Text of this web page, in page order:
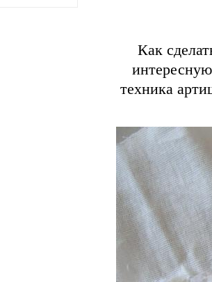
Как
техника